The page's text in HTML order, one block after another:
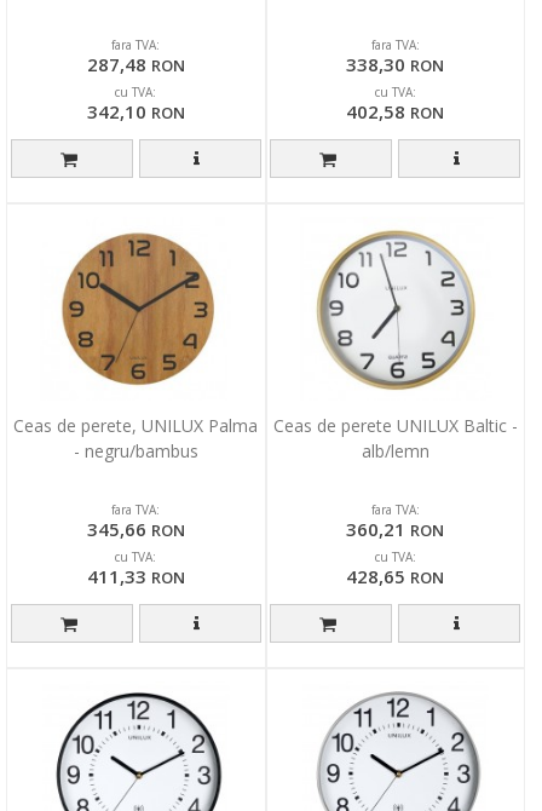
fara TVA:
287,48 RON
cu TVA:
342,10 RON
fara TVA:
338,30 RON
cu TVA:
402,58 RON
Ceas de perete, UNILUX Palma
- negru/bambus
fara TVA:
345,66 RON
cu TVA:
411,33 RON
Ceas de perete UNILUX Baltic -
alb/lemn
fara TVA:
360,21 RON
cu TVA:
428,65 RON